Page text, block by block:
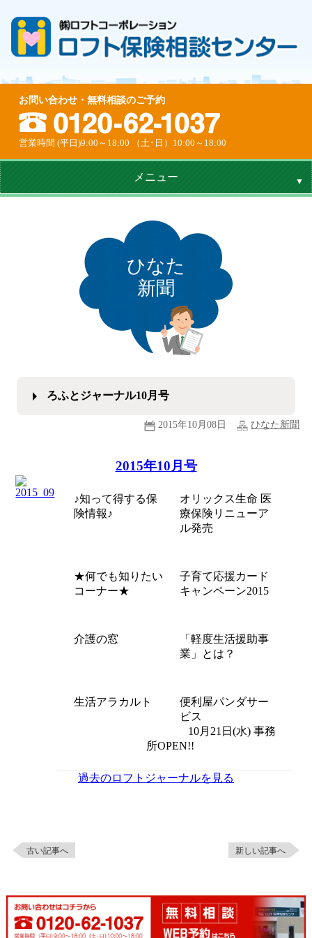
お問い合わせ・無料相談のご予約
営業時間 (平日)9:00～18:00 （土･日）10:00～18:00
メニュー
ひなた
新聞
ろふとジャーナル10月号
2015年10月08日 ひなた新聞
2015年10月号
♪知って得する保
険情報♪
オリックス生命 医
療保険リニューア
ル発売
★何でも知りたい
コーナー★
子育て応援カード
キャンペーン2015
介護の窓
「軽度生活援助事
業」とは？
生活アラカルト
便利屋パンダサー
ビス
10月21日(水) 事務
所OPEN!!
過去のロフトジャーナルを見る
古い記事へ 新しい記事へ